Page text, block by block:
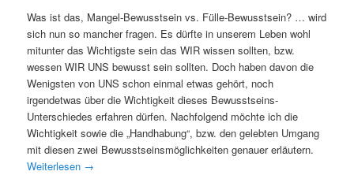
Was ist das, Mangel-Bewusstsein vs. Fülle-Bewusstsein? … wird
sich nun so mancher fragen. Es dürfte in unserem Leben wohl
mitunter das Wichtigste sein das WIR wissen sollten, bzw.
wessen WIR UNS bewusst sein sollten. Doch haben davon die
Wenigsten von UNS schon einmal etwas gehört, noch
irgendetwas über die Wichtigkeit dieses Bewusstseins-
Unterschiedes erfahren dürfen. Nachfolgend möchte ich die
Wichtigkeit sowie die „Handhabung“, bzw. den gelebten Umgang
mit diesen zwei Bewusstseinsmöglichkeiten genauer erläutern.
Weiterlesen →